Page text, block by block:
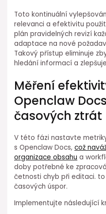
Toto kontinuální
relevanci a efektivitu
plán pravidelných revizí
adaptace na nové
Takový přístup eliminuje
hledání informací a
Měření
Openclaw
časových ztrát
V této fázi nastavte
s Openclaw Docs,což
organizace obsahu a
doby potřebné ke
četnosti chyb při editaci.
časových úspor.
Implementujte následující